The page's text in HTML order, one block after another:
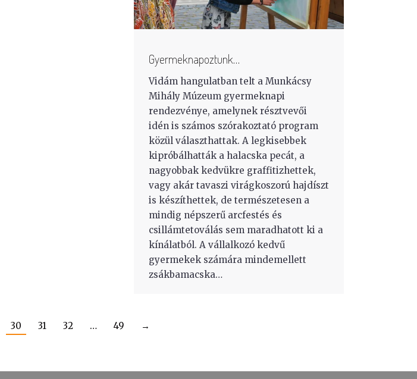
Gyermeknapoztunk…
Vidám hangulatban telt a Munkácsy
Mihály Múzeum gyermeknapi
rendezvénye, amelynek résztvevői
idén is számos szórakoztató program
közül választhattak. A legkisebbek
kipróbálhatták a halacska pecát, a
nagyobbak kedvükre graffitizhettek,
vagy akár tavaszi virágkoszorú hajdíszt
is készíthettek, de természetesen a
mindig népszerű arcfestés és
csillámtetoválás sem maradhatott ki a
kínálatból. A vállalkozó kedvű
gyermekek számára mindemellett
zsákbamacska…
30 31 32 … 49 →